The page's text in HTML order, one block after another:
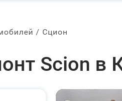
Сцион
Scion в